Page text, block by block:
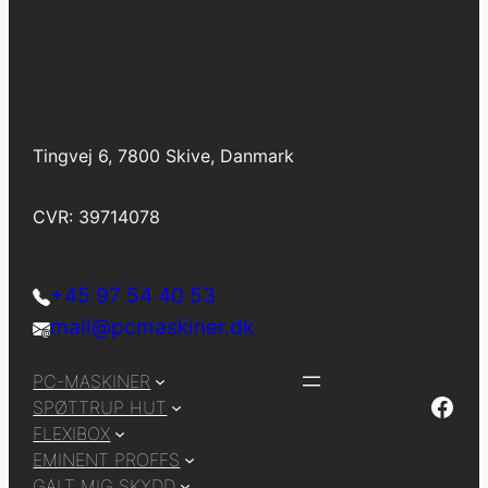
Tingvej 6, 7800 Skive, Danmark
CVR: 39714078
+45 97 54 40 53
mail@pcmaskiner.dk
PC-MASKINER
SPØTTRUP HUT
FLEXIBOX
EMINENT PROFFS
Facebook